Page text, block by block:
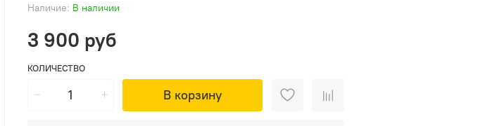
Наличие: В наличии
3 900 руб
КОЛИЧЕСТВО
В корзину